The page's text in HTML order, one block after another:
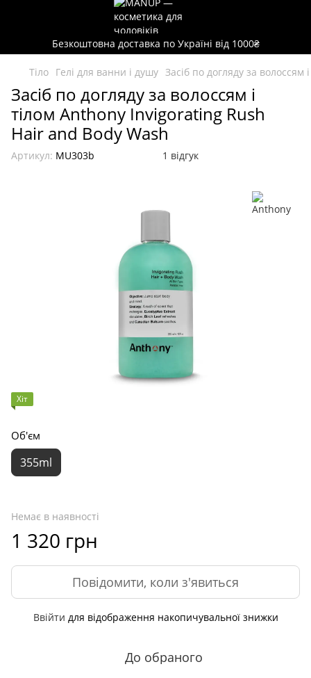
Безкоштовна доставка по Україні від 1000₴
Тіло Гелі для ванни і душу Засіб по догляду за
Засіб по догляду за волоссям і
тілом Anthony Invigorating Rush
Hair and Body Wash
Артикул: MU303b 1 відгук
Хіт
Об'єм
355ml
Немає в наявності
1 320 грн
Повідомити, коли з'явиться
Ввійти для відображення накопичувальної знижки
До обраного